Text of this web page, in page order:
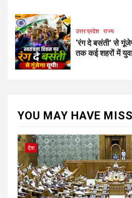
उत्तर प्रदेश राज्य
‘रंग दे बसंती’ से
तक कई शहरों में
YOU MAY HAVE
देश